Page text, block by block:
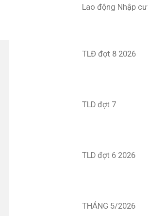
Lao động Nhập cư
TLĐ đợt 8 2026
TLD đợt 7
TLD đợt 6 2026
THÁNG 5/2026